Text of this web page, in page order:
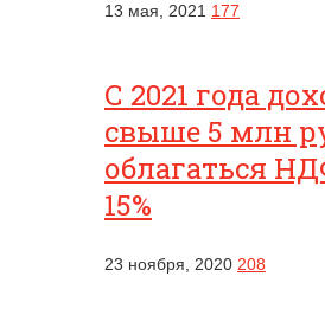
13 мая, 2021 177
С 2021 года
свыше 5 млн
облагаться
15%
23 ноября, 2020 208